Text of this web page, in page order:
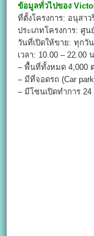
ข้อมูลทั่วไปของ
ที่ตั้งโครงการ: อนุสา
ประเภทโครงการ: ศูน
วันที่เปิดให้ขาย: ทุกวัน
เวลา: 10.00 – 22.00
– พื้นที่ทั้งหมด 4,000 ต
– มีที่จอดรถ (Car
– มีโซนเปิดทำการ 24